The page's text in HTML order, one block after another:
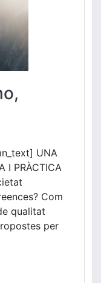
UNA
I PRÀCTICA
Com
qualitat
per